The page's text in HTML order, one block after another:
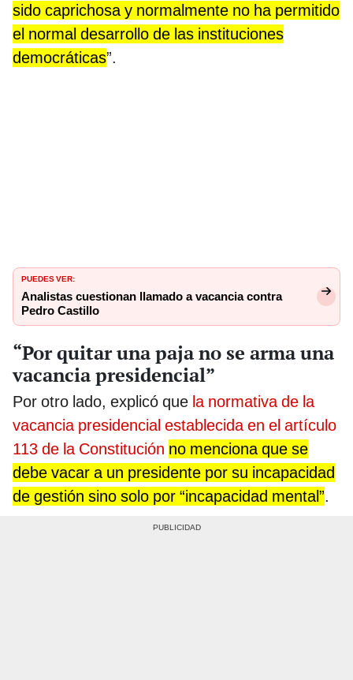
sido caprichosa y normalmente no ha permitido
el normal desarrollo de las instituciones
democráticas”.
PUEDES VER:
Analistas cuestionan llamado a vacancia contra
Pedro Castillo
“Por quitar una paja no se arma una
vacancia presidencial”
Por otro lado, explicó que la normativa de la
vacancia presidencial establecida en el artículo
113 de la Constitución no menciona que se
debe vacar a un presidente por su incapacidad
de gestión sino solo por “incapacidad mental”.